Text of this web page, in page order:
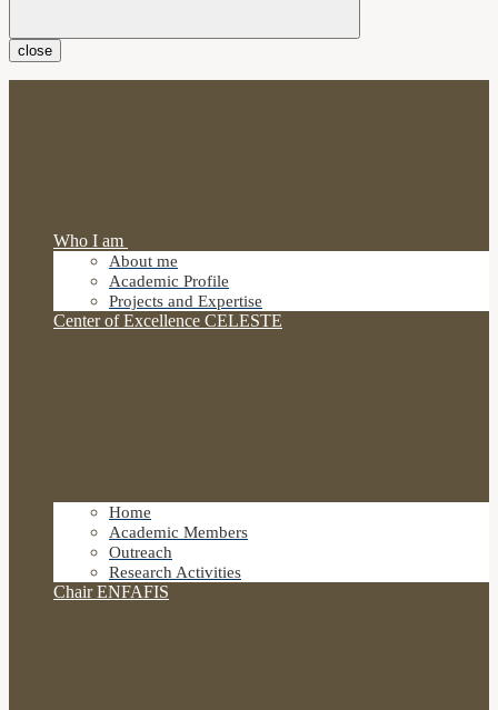
close
Who I am
About me
Academic Profile
Projects and Expertise
Center of Excellence CELESTE
Home
Academic Members
Outreach
Research Activities
Chair ENFAFIS